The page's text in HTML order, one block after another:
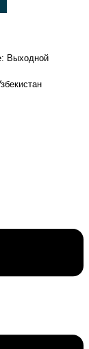
Выходной